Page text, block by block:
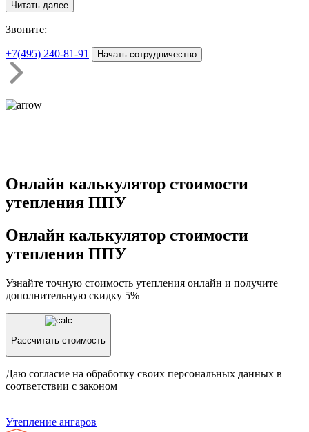
Читать далее
Звоните:
+7(495) 240-81-91 Начать сотрудничество
Онлайн калькулятор стоимости
утепления ППУ
Онлайн калькулятор стоимости
утепления ППУ
Узнайте точную стоимость утепления онлайн и получите
дополнительную скидку 5%
Рассчитать стоимость
Даю согласие на обработку своих персональных данных в
соответствии с законом
Утепление aнгаров